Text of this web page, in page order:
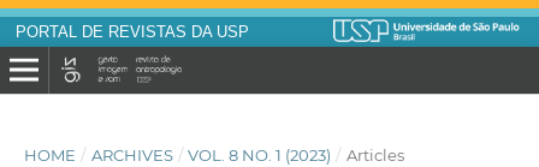
PORTAL DE REVISTAS DA USP
HOME / ARCHIVES / VOL. 8 NO. 1 (2023) / Articles